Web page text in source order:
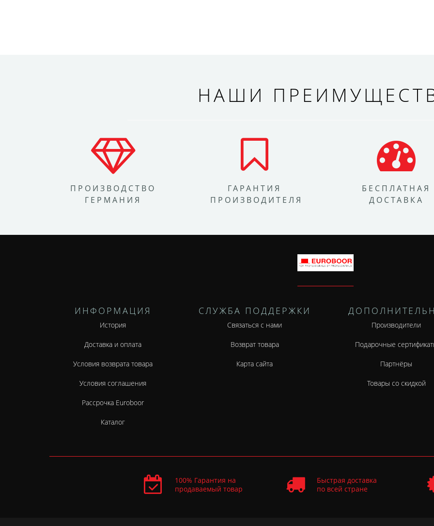
НАШИ
ПРОИЗВОДСТВО
ГЕРМАНИЯ
ГАРАНТИЯ
ПРОИЗВОДИТЕЛЯ
БЕСПЛАТНАЯ
ДОСТАВКА
ИНФОРМАЦИЯ
История
Доставка и оплата
Условия возврата товара
Условия соглашения
Рассрочка Euroboor
Каталог
СЛУЖБА ПОДДЕРЖКИ
Связаться с нами
Возврат товара
Карта сайта
Производители
Подарочные
Партнёры
Товары со скидкой
100% Гарантия на
продаваемый товар
Быстрая доставка
по всей стране